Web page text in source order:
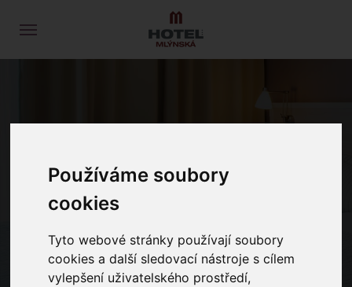
Používáme soubory
cookies
Tyto webové stránky používají soubory
cookies a další sledovací nástroje s cílem
vylepšení uživatelského prostředí,
ÚVOD UBYTOVÁNÍ